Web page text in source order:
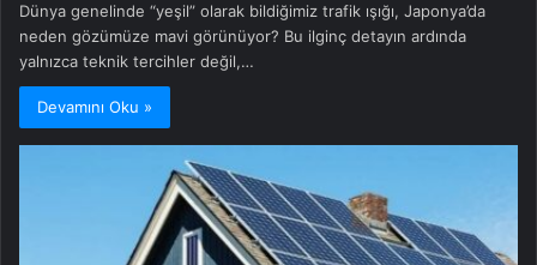
Dünya genelinde “yeşil” olarak bildiğimiz trafik ışığı, Japonya’da
neden gözümüze mavi görünüyor? Bu ilginç detayın ardında
yalnızca teknik tercihler değil,…
Devamını Oku »